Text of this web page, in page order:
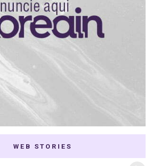
WEB STORIESThai Dramas com
First e Khaotung